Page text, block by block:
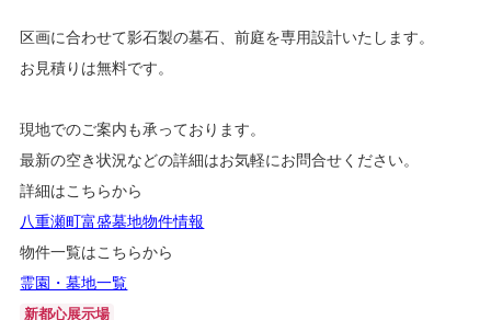
区画に合わせて影石製の墓石、前庭を専用設計いたします。
お見積りは無料です。
現地でのご案内も承っております。
最新の空き状況などの詳細はお気軽にお問合せください。
詳細はこちらから
八重瀬町富盛墓地物件情報
物件一覧はこちらから
霊園・墓地一覧
新都心展示場